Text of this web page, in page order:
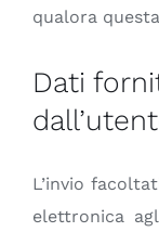
qualora
Dati
L’invio
elettronica